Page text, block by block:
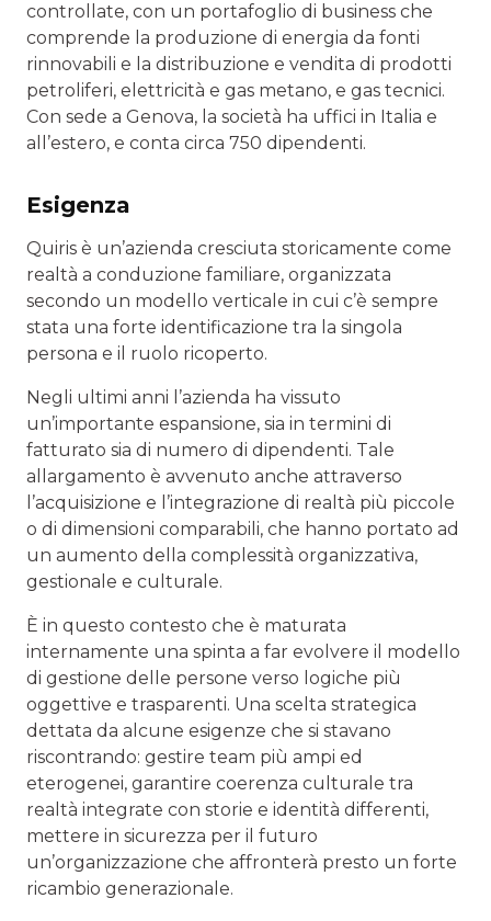
controllate, con un portafoglio di business che
comprende la produzione di energia da fonti
rinnovabili e la distribuzione e vendita di prodotti
petroliferi, elettricità e gas metano, e gas tecnici.
Con sede a Genova, la società ha uffici in Italia e
all’estero, e conta circa 750 dipendenti.
Esigenza
Quiris è un’azienda cresciuta storicamente come
realtà a conduzione familiare, organizzata
secondo un modello verticale in cui c’è sempre
stata una forte identificazione tra la singola
persona e il ruolo ricoperto.
Negli ultimi anni l’azienda ha vissuto
un’importante espansione, sia in termini di
fatturato sia di numero di dipendenti. Tale
allargamento è avvenuto anche attraverso
l’acquisizione e l’integrazione di realtà più piccole
o di dimensioni comparabili, che hanno portato ad
un aumento della complessità organizzativa,
gestionale e culturale.
È in questo contesto che è maturata
internamente una spinta a far evolvere il modello
di gestione delle persone verso logiche più
oggettive e trasparenti. Una scelta strategica
dettata da alcune esigenze che si stavano
riscontrando: gestire team più ampi ed
eterogenei, garantire coerenza culturale tra
realtà integrate con storie e identità differenti,
mettere in sicurezza per il futuro
un’organizzazione che affronterà presto un forte
ricambio generazionale.